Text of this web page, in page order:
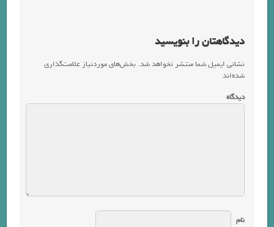
دیدگاهتان را بنویسید
نشانی ایمیل شما منتشر نخواهد شد. بخش‌های موردنیاز علامت‌گذاری
شده‌اند
دیدگاه
نام